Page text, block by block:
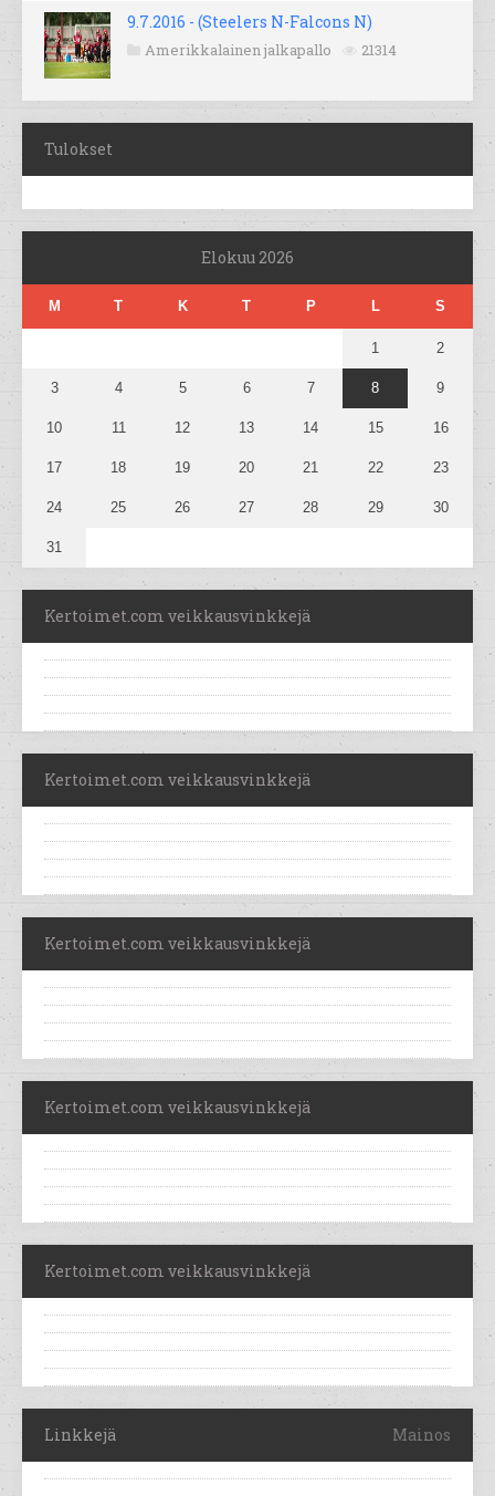
9.7.2016 - (Steelers N-Falcons N)
Amerikkalainen jalkapallo 21314
Tulokset
Elokuu 2026
M T K T P L S
1 2
3 4 5 6 7 8 9
10 11 12 13 14 15 16
17 18 19 20 21 22 23
24 25 26 27 28 29 30
31
Kertoimet.com veikkausvinkkejä
Kertoimet.com veikkausvinkkejä
Kertoimet.com veikkausvinkkejä
Kertoimet.com veikkausvinkkejä
Kertoimet.com veikkausvinkkejä
Linkkejä Mainos